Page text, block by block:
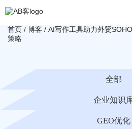
首页 / 博客 / AI写作工具助力外贸
策略
全部
企业知识
GEO优化